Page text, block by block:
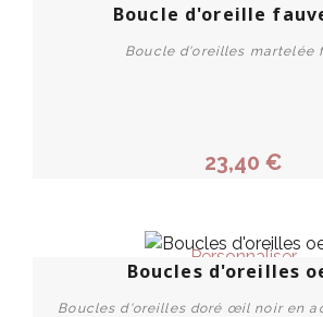
Boucle d'oreille
Boucle d'oreilles martelée
23,40 €
Personnaliser
Boucles d'oreilles
Boucles d'oreilles doré œil noir en